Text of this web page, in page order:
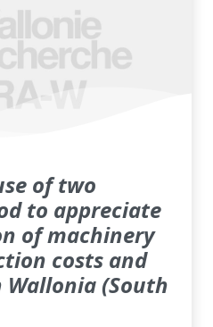
of two
to appreciate
of machinery
costs and
(South